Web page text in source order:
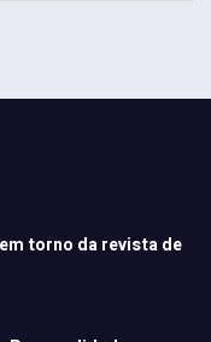
torno da revista de